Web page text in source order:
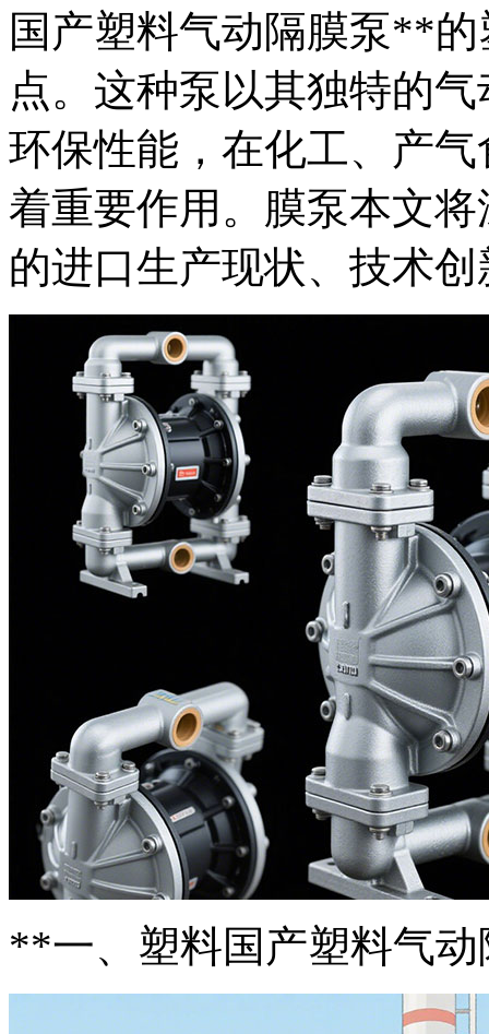
国产塑料气动隔膜泵**
点。这种泵以其独特的气
环保性能，在化工、产
着重要作用。膜泵本文
的进口生产现状、技术
**一、塑料国产塑料气